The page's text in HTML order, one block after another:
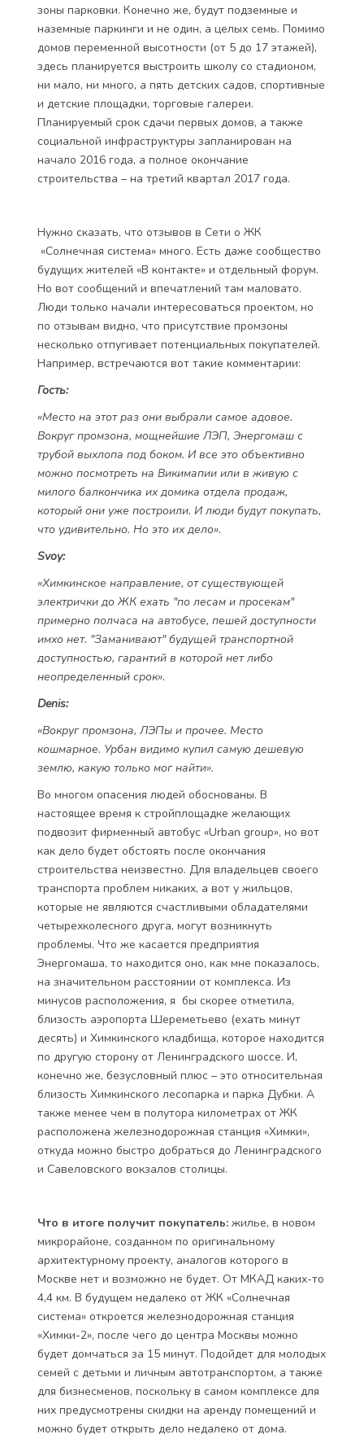
зоны парковки. Конечно же, будут подземные и
наземные паркинги и не один, а целых семь. Помимо
домов переменной высотности (от 5 до 17 этажей),
здесь планируется выстроить школу со стадионом,
ни мало, ни много, а пять детских садов, спортивные
и детские площадки, торговые галереи.
Планируемый срок сдачи первых домов, а также
социальной инфраструктуры запланирован на
начало 2016 года, а полное окончание
строительства – на третий квартал 2017 года.
Нужно сказать, что отзывов в Сети о ЖК
«Солнечная система» много. Есть даже сообщество
будущих жителей «В контакте» и отдельный форум.
Но вот сообщений и впечатлений там маловато.
Люди только начали интересоваться проектом, но
по отзывам видно, что присутствие промзоны
несколько отпугивает потенциальных покупателей.
Например, встречаются вот такие комментарии:
Гость:
«Место на этот раз они выбрали самое адовое.
Вокруг промзона, мощнейшие ЛЭП, Энергомаш с
трубой выхлопа под боком. И все это объективно
можно посмотреть на Викимапии или в живую с
милого балкончика их домика отдела продаж,
который они уже построили. И люди будут покупать,
что удивительно. Но это их дело».
Svoy:
«Химкинское направление, от существующей
электрички до ЖК ехать "по лесам и просекам"
примерно полчаса на автобусе, пешей доступности
имхо нет. "Заманивают" будущей транспортной
доступностью, гарантий в которой нет либо
неопределенный срок».
Denis:
«Вокруг промзона, ЛЭПы и прочее. Место
кошмарное. Урбан видимо купил самую дешевую
землю, какую только мог найти».
Во многом опасения людей обоснованы. В
настоящее время к стройплощадке желающих
подвозит фирменный автобус «Urban group», но вот
как дело будет обстоять после окончания
строительства неизвестно. Для владельцев своего
транспорта проблем никаких, а вот у жильцов,
которые не являются счастливыми обладателями
четырехколесного друга, могут возникнуть
проблемы. Что же касается предприятия
Энергомаша, то находится оно, как мне показалось,
на значительном расстоянии от комплекса. Из
минусов расположения, я бы скорее отметила,
близость аэропорта Шереметьево (ехать минут
десять) и Химкинского кладбища, которое находится
по другую сторону от Ленинградского шоссе. И,
конечно же, безусловный плюс – это относительная
близость Химкинского лесопарка и парка Дубки. А
также менее чем в полутора километрах от ЖК
расположена железнодорожная станция «Химки»,
откуда можно быстро добраться до Ленинградского
и Савеловского вокзалов столицы.
Что в итоге получит покупатель: жилье, в новом
микрорайоне, созданном по оригинальному
архитектурному проекту, аналогов которого в
Москве нет и возможно не будет. От МКАД каких-то
4,4 км. В будущем недалеко от ЖК «Солнечная
система» откроется железнодорожная станция
«Химки-2», после чего до центра Москвы можно
будет домчаться за 15 минут. Подойдет для молодых
семей с детьми и личным автотранспортом, а также
для бизнесменов, поскольку в самом комплексе для
них предусмотрены скидки на аренду помещений и
можно будет открыть дело недалеко от дома.